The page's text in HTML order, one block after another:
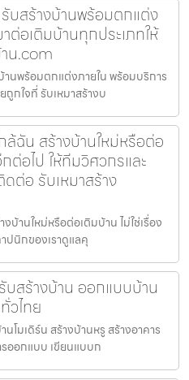
บสร้างบ้านพร้อมตกแต่ง
ต่อเติมบ้านทุกประเภทให้
น.com
านพร้อมตกแต่งภายใน พร้อมบริการ
ถูกใจที่ รับเหมาสร้างบ
ล้ฉัน สร้างบ้านใหม่หรือต่อ
ต่อไป ให้ทีมวิศวกรและ
ต่อ รับเหมาสร้าง
บ้านใหม่หรือต่อเติมบ้าน ไม่ใช่เรื่อง
ปนิกของเราดูแลคุ
สร้างบ้าน ออกแบบบ้าน
วไทย
โมเดิร์น สร้างบ้านหรู สร้างอาคาร
ออกแบบ เขียนแบบก